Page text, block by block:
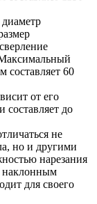
составляет 60
от его
составляет до
не
но и другими
нарезания
наклонным
для своего